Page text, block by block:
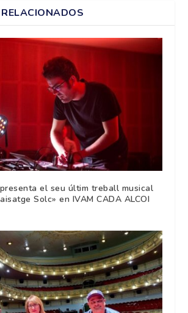
el seu últim treball musical
Solc» en IVAM CADA ALCOI